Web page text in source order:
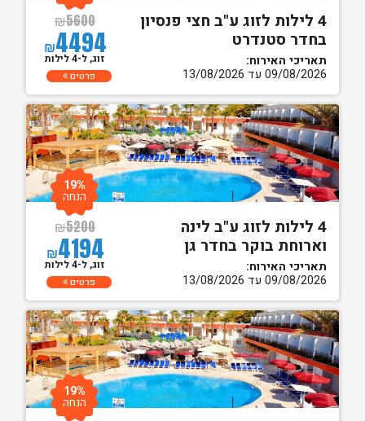
4 לילות לזוג ע"ב חצי פנסיון
בחדר סטנדרט
תאריכי האירוח:
09/08/2026 עד 13/08/2026
₪5600
₪4494
זוג, ל-4 לילות
פרטים
4 לילות לזוג ע"ב לינה
וארוחת בוקר בחדר גן
תאריכי האירוח:
09/08/2026 עד 13/08/2026
₪5200
₪4194
19%
הנחה
זוג, ל-4 לילות
פרטים
19%
הנחה